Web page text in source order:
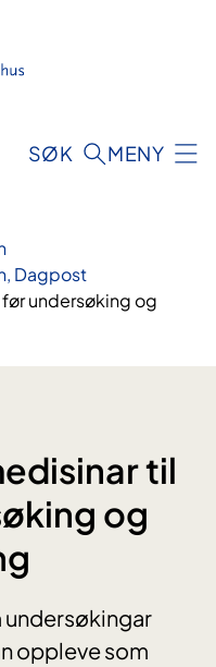
SØK MENY
Dagpost
undersøking og
til
og
undersøkingar
oppleve som